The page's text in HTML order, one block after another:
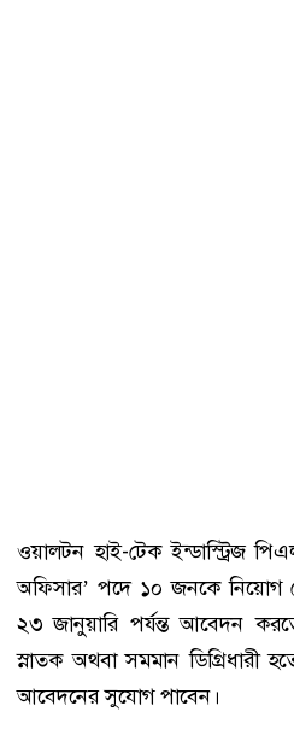
ওয়ালটন হাই-টেক ইন্ডাস্ট্রিজ
অফিসার’ পদে ১০ জনকে নিয়োগ
২৩ জানুয়ারি পর্যন্ত আবেদন
স্নাতক অথবা সমমান
আবেদনের সুযোগ পাবেন।